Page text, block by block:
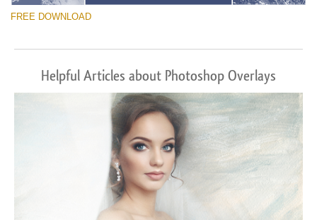
FREE DOWNLOAD
Helpful Articles about Photoshop Overlays